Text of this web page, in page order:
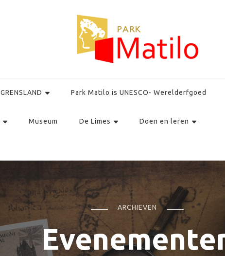
GRENSLAND Park Matilo is UNESCO- Werelderfgoed
Museum De Limes Doen en leren
ARCHIEVEN